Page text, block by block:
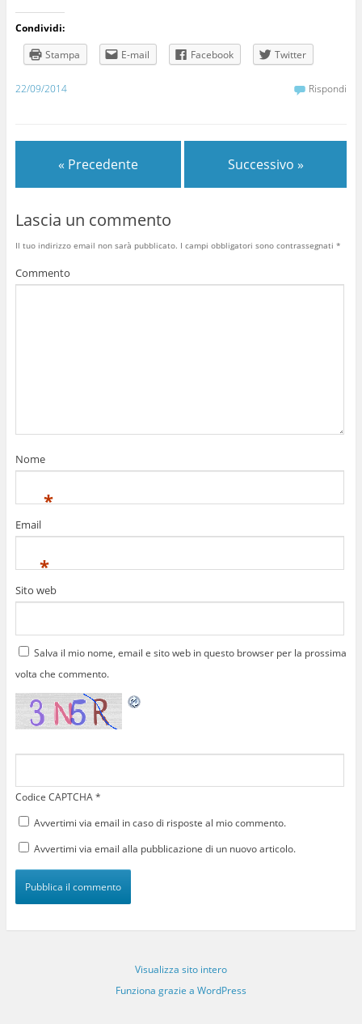
Condividi:
Stampa
E-mail Facebook Twitter
22/09/2014 Rispondi
« Precedente Successivo »
Lascia un commento
Il tuo indirizzo email non sarà pubblicato. I campi obbligatori sono contrassegnati *
Commento
Nome
*
Email
*
Sito web
Salva il mio nome, email e sito web in questo browser per la prossima
volta che commento.
Codice CAPTCHA*
Avvertimi via email in caso di risposte al mio commento.
Avvertimi via email alla pubblicazione di un nuovo articolo.
Visualizza sito intero
Funziona grazie a WordPress